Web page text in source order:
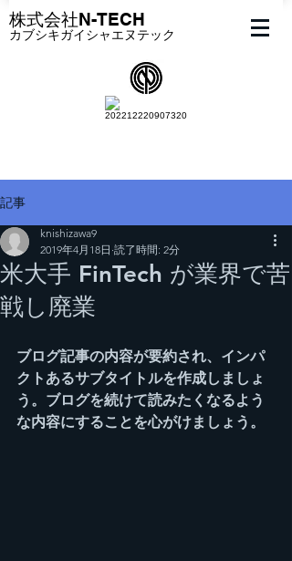
​株式会社N-TECH
カブシキガイシャエヌテック
記事
米大手 FinTech が業界で苦
戦し廃業
knishizawa9
2019年4月18日 読了時間: 2分
ブログ記事の内容が要約され、インパ
クトあるサブタイトルを作成しましょ
う。ブログを続けて読みたくなるよう
な内容にすることを心がけましょう。